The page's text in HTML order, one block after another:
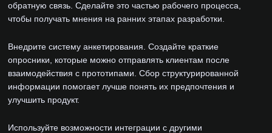
обратную связь. Сделайте это частью рабочего процесса,
чтобы получать мнения на ранних этапах разработки.
Внедрите систему анкетирования. Создайте краткие
опросники, которые можно отправлять клиентам после
взаимодействия с прототипами. Сбор структурированной
информации помогает лучше понять их предпочтения и
улучшить продукт.
Используйте возможности интеграции с другими